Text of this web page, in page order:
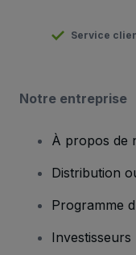
Service
Notre entreprise
À propos de
Distribution
Programme
Investisseurs